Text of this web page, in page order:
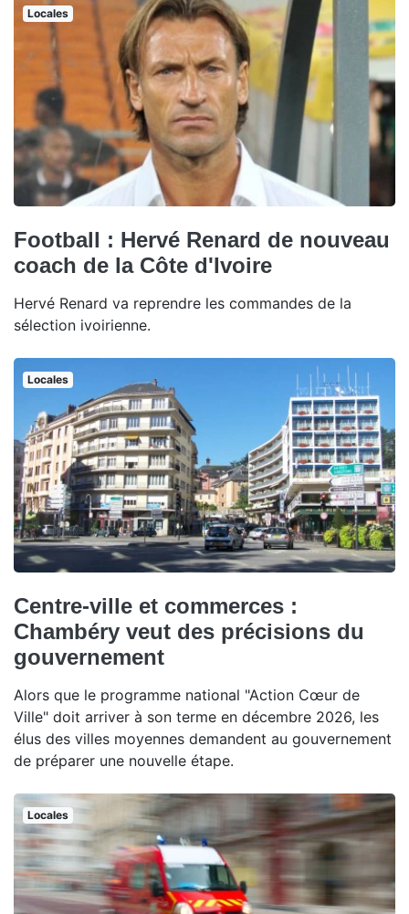
Locales
Football : Hervé Renard de nouveau
coach de la Côte d'Ivoire
Hervé Renard va reprendre les commandes de la
sélection ivoirienne.
Locales
Centre-ville et commerces :
Chambéry veut des précisions du
gouvernement
Alors que le programme national "Action Cœur de
Ville" doit arriver à son terme en décembre 2026, les
élus des villes moyennes demandent au gouvernement
de préparer une nouvelle étape.
Locales